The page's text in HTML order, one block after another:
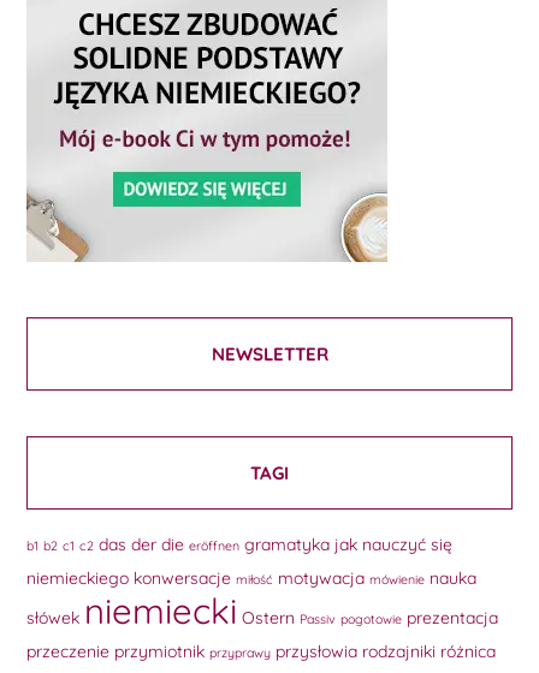
NEWSLETTER
TAGI
b1 b2 c1 c2 das der die eröffnen gramatyka jak nauczyć się
niemieckiego konwersacje miłość motywacja mówienie nauka
słówek niemiecki Ostern Passiv pogotowie prezentacja
przeczenie przymiotnik przyprawy przysłowia rodzajniki różnica